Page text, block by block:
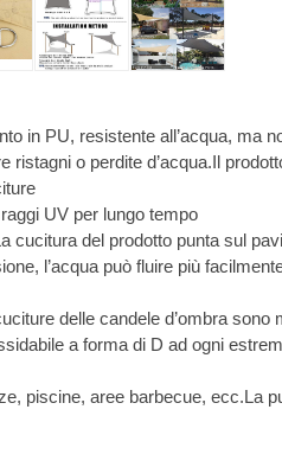
in PU, resistente all’acqua, ma
o perdite d’acqua.Il
UV per lungo tempo
cucitura del prodotto punta sul
l’acqua può fluire più
delle candele d’ombra sono
a forma di D ad ogni
piscine, aree barbecue, ecc.La